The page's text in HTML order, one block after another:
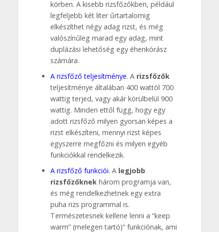
körben. A kisebb rizsfőzőkben, például
legfeljebb két liter űrtartalomig
elkészíthet négy adag rizst, és még
valószínűleg marad egy adag, mint
duplázási lehetőség egy éhenkórász
számára.
A rizsfőző teljesítménye. A rizsfőzők
teljesítménye általában 400 wattól 700
wattig terjed, vagy akár körülbelül 900
wattig. Minden ettől függ, hogy egy
adott rizsfőző milyen gyorsan képes a
rizst elkészíteni, mennyi rizst képes
egyszerre megfőzni és milyen egyéb
funkciókkal rendelkezik.
A rizsfőző funkciói. A legjobb
rizsfőzőknekhárom programja van,
és még rendelkezhetnek egy extra
puha rizs programmal is.
Természetesnek kellene lenni a “keep
warm” (melegen tartó)” funkciónak, ami